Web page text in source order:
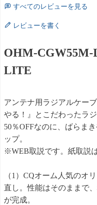
すべてのレビューを見る
レビューを書く
OHM-
LITE
アンテナ用ラジアルケー
やる！』とこだわったラ
50％OFFなのに、ばらま
ップ。
※WEB取説です。紙取説
（1）CQオーム人気のオ
直し。性能はそのままで
が完成。